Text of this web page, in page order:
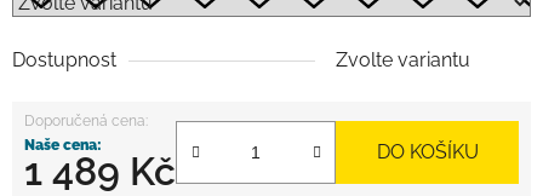
Dostupnost Zvolte variantu
1 489 Kč DO KOŠÍKU